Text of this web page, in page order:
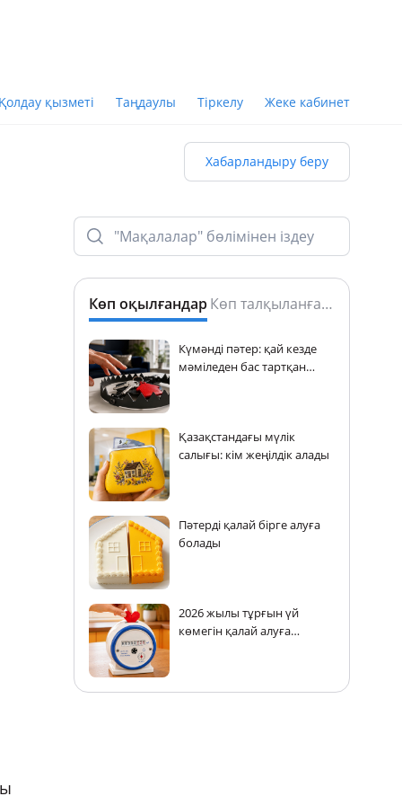
Қолдау қызметі Таңдаулы Тіркелу Жеке кабинет
Хабарландыру беру
Көп оқылғандарКөп талқыланғандар
Күмәнді пәтер: қай кезде
мәміледен бас тартқан
Қазақстандағы мүлік
салығы: кім жеңілдік алады
Пәтерді қалай бірге алуға
болады
2026 жылы тұрғын үй
көмегін қалай алуға